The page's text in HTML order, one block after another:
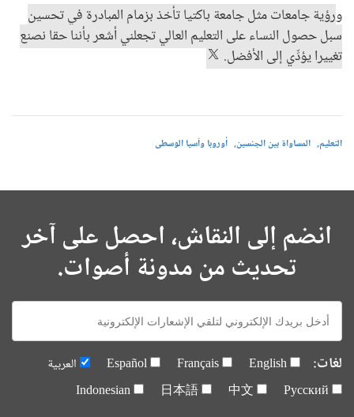
ورؤية جامعات مثل جامعة باكتيا تأخذ بزمام المبادرة في تحسين
سبل حصول النساء على التعليم العالي تجعلني أشعر بأننا حقا نصنع
تغييرا يؤدِّي إلى الأفضل.
التعليم المساواة بين الجنسين أوروبا وآسيا الوسطى
انضم إلى النقاش، احصل على آخر
تحديث من مدونة أصوات.
E-
mail:
لغات: English
Français
Español
العربية
Русский
中文
日本語
Indonesian